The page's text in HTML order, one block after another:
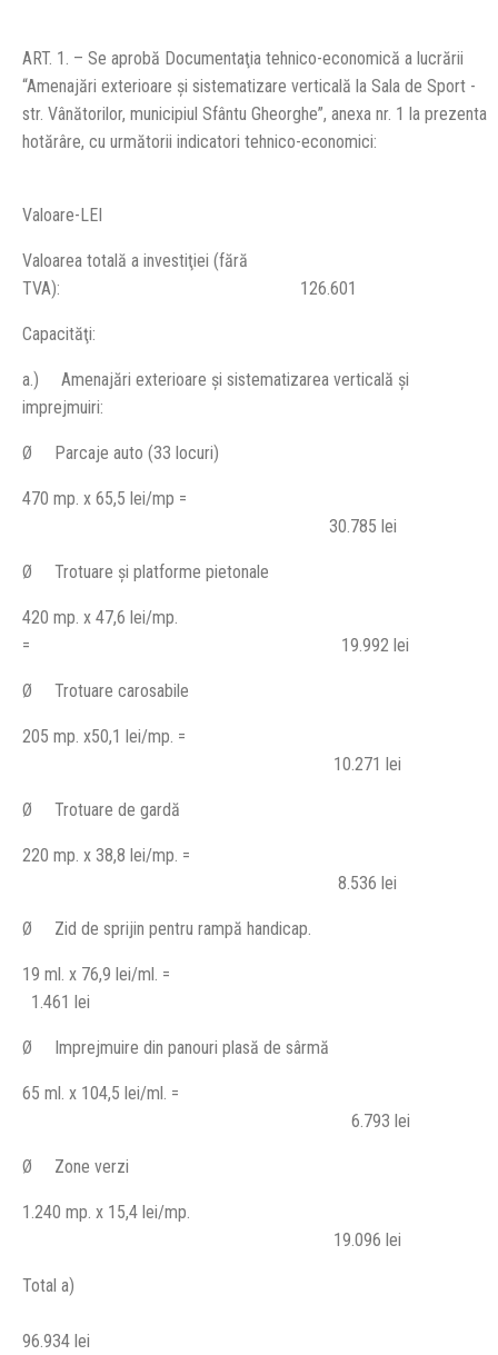
ART. 1. – Se aprobă Documentaţia tehnico-economică a lucrării
“Amenajări exterioare şi sistematizare verticală la Sala de Sport -
str. Vânătorilor, municipiul Sfântu Gheorghe”, anexa nr. 1 la prezenta
hotărâre, cu următorii indicatori tehnico-economici:
Valoare-LEI
Valoarea totală a investiţiei (fără
TVA): 126.601
Capacităţi:
a.) Amenajări exterioare şi sistematizarea verticală şi
imprejmuiri:
Ø Parcaje auto (33 locuri)
470 mp. x 65,5 lei/mp =
30.785 lei
Ø Trotuare şi platforme pietonale
420 mp. x 47,6 lei/mp.
= 19.992 lei
Ø Trotuare carosabile
205 mp. x50,1 lei/mp. =
10.271 lei
Ø Trotuare de gardă
220 mp. x 38,8 lei/mp. =
8.536 lei
Ø Zid de sprijin pentru rampă handicap.
19 ml. x 76,9 lei/ml. =
1.461 lei
Ø Imprejmuire din panouri plasă de sârmă
65 ml. x 104,5 lei/ml. =
6.793 lei
Ø Zone verzi
1.240 mp. x 15,4 lei/mp.
19.096 lei
Total a)
96.934 lei